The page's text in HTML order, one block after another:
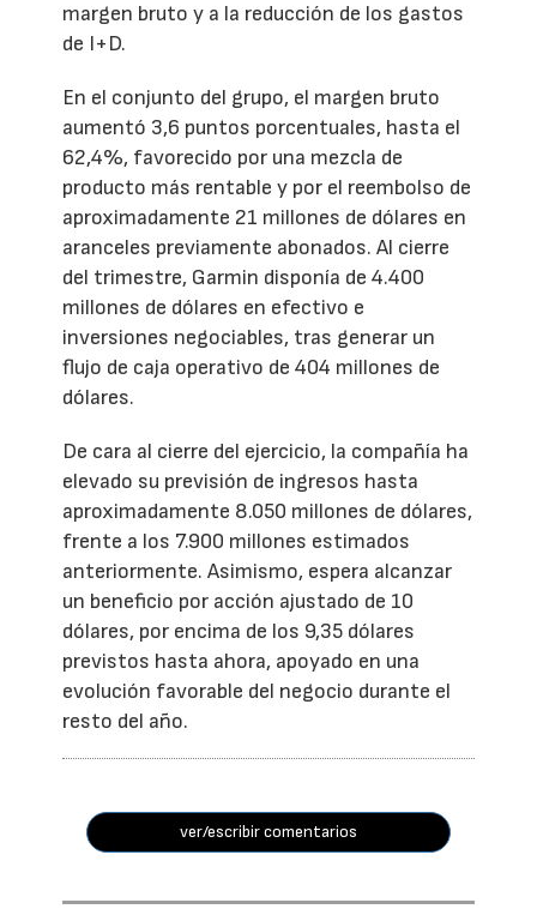
margen bruto y a la reducción de los gastos
de I+D.
En el conjunto del grupo, el margen bruto
aumentó 3,6 puntos porcentuales, hasta el
62,4%, favorecido por una mezcla de
producto más rentable y por el reembolso de
aproximadamente 21 millones de dólares en
aranceles previamente abonados. Al cierre
del trimestre, Garmin disponía de 4.400
millones de dólares en efectivo e
inversiones negociables, tras generar un
flujo de caja operativo de 404 millones de
dólares.
De cara al cierre del ejercicio, la compañía ha
elevado su previsión de ingresos hasta
aproximadamente 8.050 millones de dólares,
frente a los 7.900 millones estimados
anteriormente. Asimismo, espera alcanzar
un beneficio por acción ajustado de 10
dólares, por encima de los 9,35 dólares
previstos hasta ahora, apoyado en una
evolución favorable del negocio durante el
resto del año.
ver/escribir comentarios